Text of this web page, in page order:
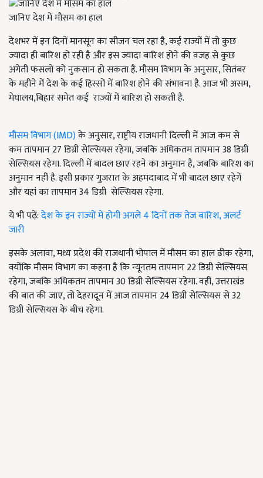
जानिए देश में मौसम का हाल
देशभर में इन दिनों मानसून का सीजन चल रहा है, कई राज्यों में तो कुछ
ज्यादा ही बारिश हो रही है और इस ज्यादा बारिश होने की वजह से कुछ
अगेती फसलों को नुकसान हो सकता है. मौसम विभाग के अनुसार, सितंबर
के महीने में देश के कई हिस्सों में बारिश होने की संभावना है. आज भी असम,
मेघालय,बिहार समेत कई राज्यों में बारिश हो सकती है.
मौसम विभाग (IMD)के अनुसार, राष्ट्रीय राजधानी दिल्ली में आज कम से
कम तापमान 27 डिग्री सेल्सियस रहेगा, जबकि अधिकतम तापमान 38 डिग्री
सेल्सियस रहेगा. दिल्ली में बादल छाए रहने का अनुमान है, जबकि बारिश का
अनुमान नहीं है. इसी प्रकार गुजरात के अहमदाबाद में भी बादल छाए रहेगें
और यहां का तापमान 34 डिग्री सेल्सियस रहेगा.
ये भी पढ़ें:देश के इन राज्यों में होगी अगले 4 दिनों तक तेज बारिश, अलर्ट
जारी
इसके अलावा, मध्य प्रदेश की राजधानी भोपाल में मौसम का हाल ढीक रहेगा,
क्योंकि मौसम विभाग का कहना है कि न्यूनतम तापमान 22 डिग्री सेल्सियस
रहेगा, जबकि अधिकतम तापमान 30 डिग्री सेल्सियस रहेगा. वहीं, उत्तराखंड
की बात की जाए, तो देहरादून में आज तापमान 24 डिग्री सेल्सियस से 32
डिग्री सेल्सियस के बीच रहेगा.